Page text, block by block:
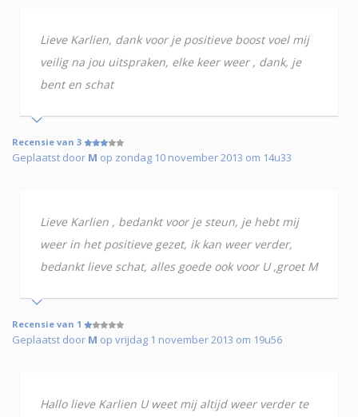
Lieve Karlien, dank voor je positieve boost voel mij
veilig na jou uitspraken, elke keer weer , dank, je
bent en schat
Recensie van 3
Geplaatst door M op zondag 10 november 2013 om 14u33
Lieve Karlien , bedankt voor je steun, je hebt mij
weer in het positieve gezet, ik kan weer verder,
bedankt lieve schat, alles goede ook voor U ,groet M
Recensie van 1
Geplaatst door M op vrijdag 1 november 2013 om 19u56
Hallo lieve Karlien U weet mij altijd weer verder te